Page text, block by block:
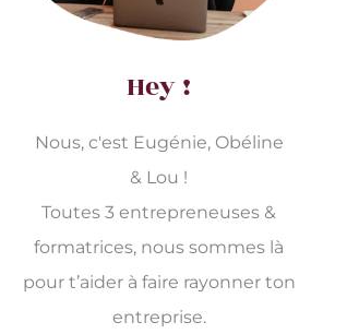
Hey !
Nous, c'est Eugénie, Obéline
& Lou !
Toutes 3 entrepreneuses &
formatrices, nous sommes là
pour t’aider à faire rayonner ton
entreprise.